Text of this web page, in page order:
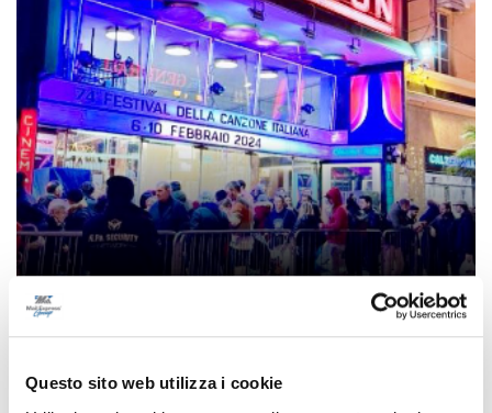
Questo sito web utilizza i cookie
Per il quinto anno consecutivo la Fi.Fa.
di Morena Monaldi